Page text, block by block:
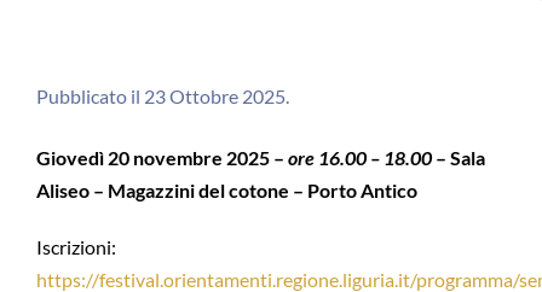
Pubblicato il 23 Ottobre 2025.
Giovedì 20 novembre 2025 – ore 16.00 – 18.00– Sala
Aliseo – Magazzini del cotone – Porto Antico
Iscrizioni:
https://festival.orientamenti.regione.liguria.it/programma/